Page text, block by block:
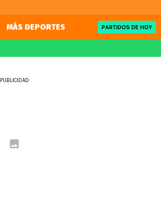
MÁS DEPORTES PARTIDOS DE HOY
PUBLICIDAD